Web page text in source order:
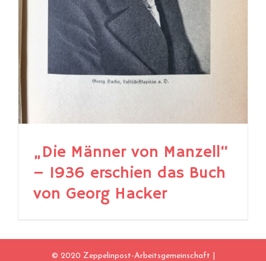
„Die Männer von Manzell“
– 1936 erschien das Buch
von Georg Hacker
© 2020 Zeppelinpost-Arbeitsgemeinschaft |